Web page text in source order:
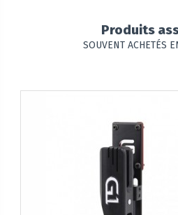
Produits
SOUVENT ACHETÉS